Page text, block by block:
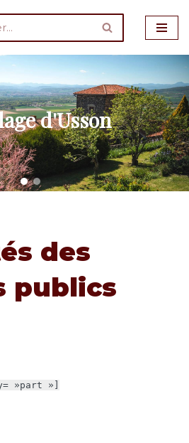
d'Usson
des
publics
»part »]